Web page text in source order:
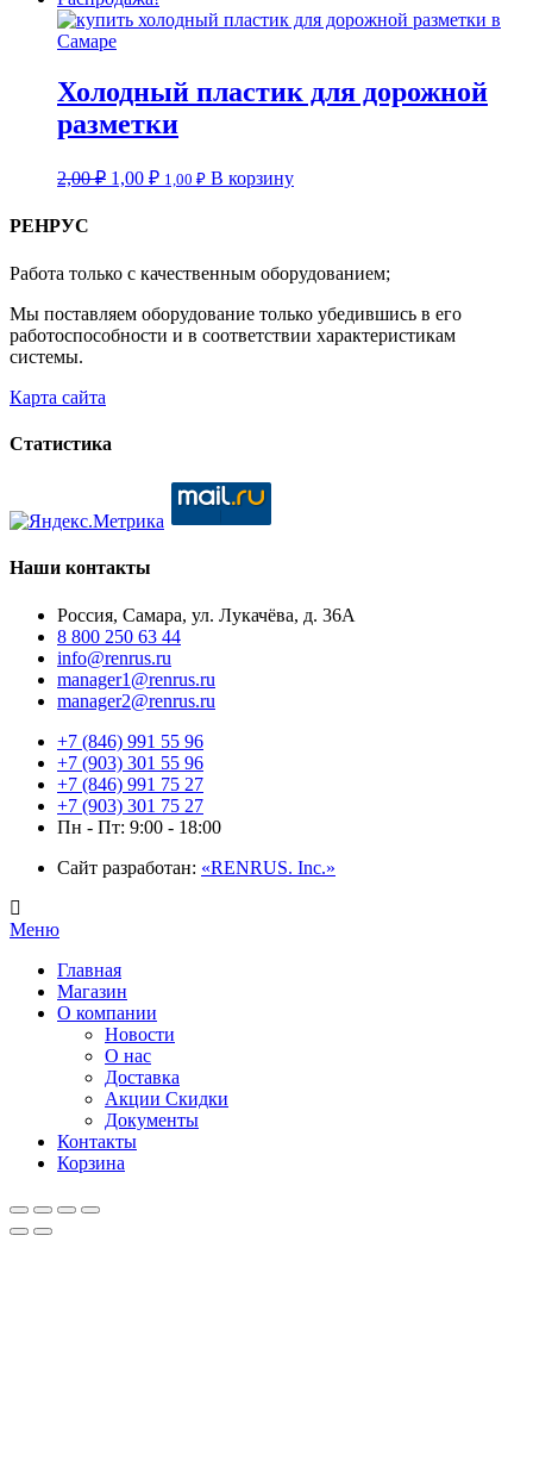
Холодный пластик для дорожной
разметки
2,00₽ 1,00 ₽ 1,00 ₽ В корзину
РЕНРУС
Работа только с качественным оборудованием;
Мы поставляем оборудование только убедившись в его
работоспособности и в соответствии характеристикам
системы.
Карта сайта
Статистика
Наши контакты
Россия, Самара, ул. Лукачёва, д. 36А
8 800 250 63 44
info@renrus.ru
manager1@renrus.ru
manager2@renrus.ru
+7 (846) 991 55 96
+7 (903) 301 55 96
+7 (846) 991 75 27
+7 (903) 301 75 27
Пн - Пт: 9:00 - 18:00
Сайт разработан: «RENRUS. Inc.»
Меню
Главная
Магазин
О компании
Новости
О нас
Доставка
Акции Скидки
Документы
Контакты
Корзина